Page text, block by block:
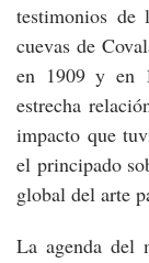
testimonios
cuevas de
en 1909 y en
estrecha
impacto que
el principado
global del arte
La agenda del